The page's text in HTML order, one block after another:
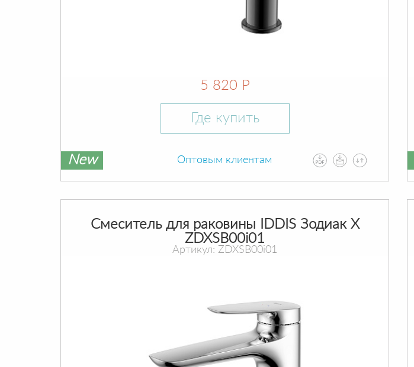
5 820 Р
Где купить
New Оптовым клиентам
Смеситель для раковины IDDIS Зодиак X
ZDXSB00i01
Артикул: ZDXSB00i01